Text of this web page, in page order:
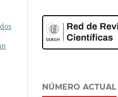
NÚMERO ACTUAL